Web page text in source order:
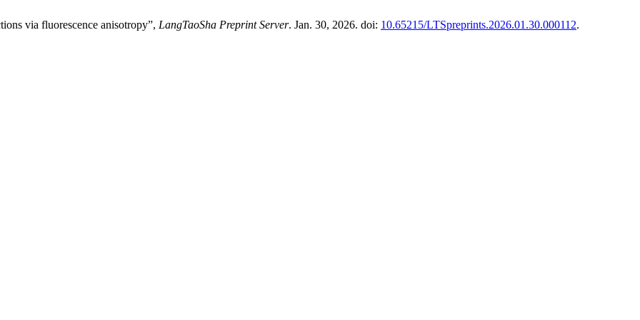
via fluorescence anisotropy”, LangTaoSha Preprint Server. Jan. 30, 2026. doi: 10.65215/LTSpreprints.2026.01.30.000112.